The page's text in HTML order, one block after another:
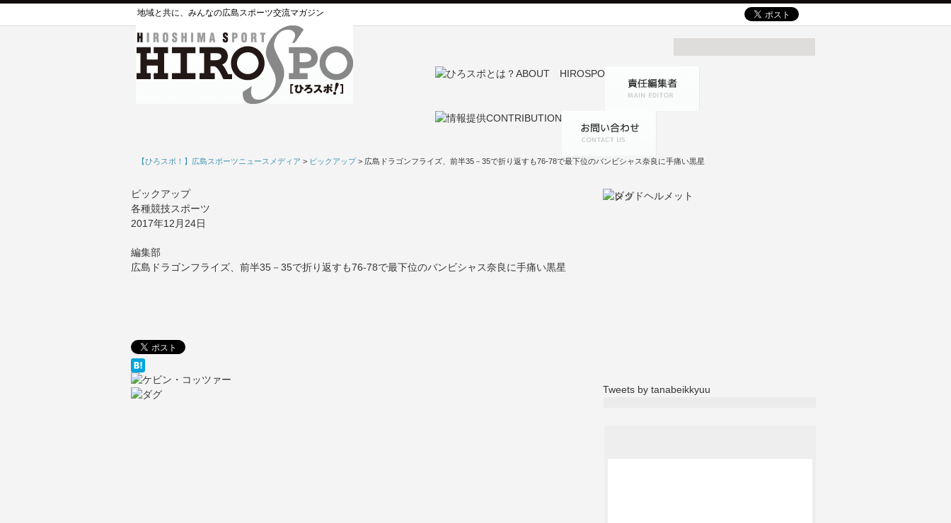
地域と共に、みんなの広島スポーツ交流マガジン
【ひろスポ！】広島スポーツニュースメディア > ピックアップ> 広島ドラゴンフライズ、前半35－35で折り返すも76-78で最下位のバンビシャス奈良に手痛い黒星
ピックアップ
各種競技スポーツ
2017年12月24日
編集部
広島ドラゴンフライズ、前半35－35で折り返すも76-78で最下位のバンビシャス奈良に手痛い黒星
Tweets by tanabeikkyuu